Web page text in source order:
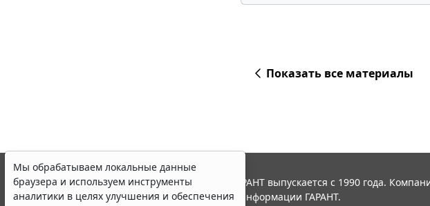
Показать все материалы
Мы обрабатываем локальные данные
браузера и используем инструменты
аналитики в целях улучшения и обеспечения
© ООО "НПП "ГАРАНТ-СЕРВИС", 2026. Система ГАРАНТ выпускается с 1990 года.
участниками Российской ассоциации правовой информации ГАРАНТ.